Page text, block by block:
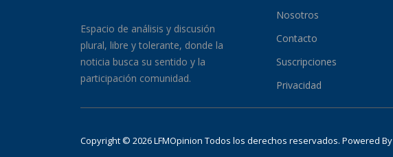
Espacio de análisis y discusión
plural, libre y tolerante, donde la
noticia busca su sentido y la
participación comunidad.
Nosotros
Contacto
Suscripciones
Privacidad
Copyright © 2026 LFMOpinion Todos los derechos reservados. Powered By